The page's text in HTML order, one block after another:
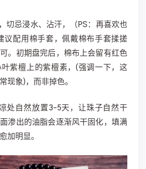
切忌浸水、沾汗，（PS：再喜欢也
议配用棉手套，佩戴棉布手套揉搓
。初期盘完后，棉布上会留有红色
紫檀上的紫檀素，(强调一下，这
现象)，而非掉色。
处自然放置3-5天，让珠子自然干
渗出的油脂会逐渐风干固化，填满
加明显。